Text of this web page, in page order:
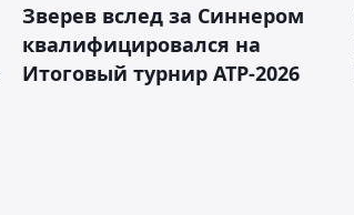
Зверев вслед за Синнером
квалифицировался на
Итоговый турнир ATP-2026